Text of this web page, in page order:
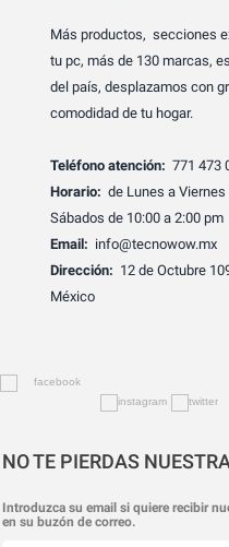
Más productos, secciones
tu pc, más de 130 marcas,
del país, desplazamos con
comodidad de tu hogar.
Teléfono atención: 771 473
Horario: de Lunes a
Sábados de 10:00 a 2:00 pm
Email: info@tecnowow.mx
Dirección: 12 de Octubre
México
NO TE PIERDAS
Introduzca su email si quiere recibir
en su buzón de correo.